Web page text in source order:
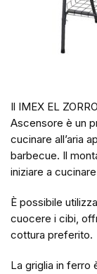
Il IMEX EL
Ascensore è un
cucinare all’aria
barbecue. Il
iniziare a
È possibile
cuocere i cibi,
cottura preferito.
La griglia in ferro